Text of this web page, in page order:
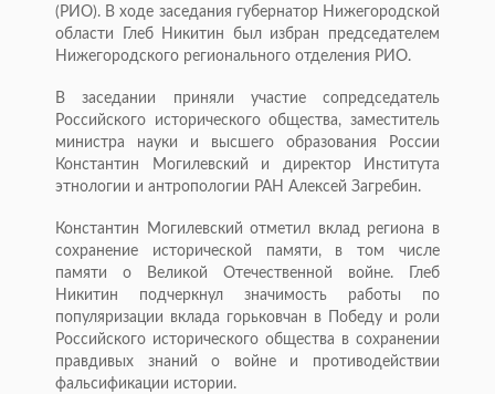
(РИО). В ходе заседания губернатор Нижегородской
области Глеб Никитин был избран председателем
Нижегородского регионального отделения РИО.
В заседании приняли участие сопредседатель
Российского исторического общества, заместитель
министра науки и высшего образования России
Константин Могилевский и директор Института
этнологии и антропологии РАН Алексей Загребин.
Константин Могилевский отметил вклад региона в
сохранение исторической памяти, в том числе
памяти о Великой Отечественной войне. Глеб
Никитин подчеркнул значимость работы по
популяризации вклада горьковчан в Победу и роли
Российского исторического общества в сохранении
правдивых знаний о войне и противодействии
фальсификации истории.